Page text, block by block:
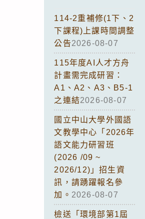
114-2重補修(1下、2
下課程)上課時間調整
公告2026-08-07
115年度AI人才方舟
計畫需完成研習：
A1、A2、A3、B5-1
之連結2026-08-07
國立中山大學外國語
文教學中心「2026年
語文能力研習班
(2026 /09 ~
2026/12)」招生資
訊，請踴躍報名參
加。 2026-08-07
檢送「環境部第1屆